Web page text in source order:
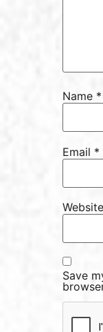
Name *
Email *
Website
Save